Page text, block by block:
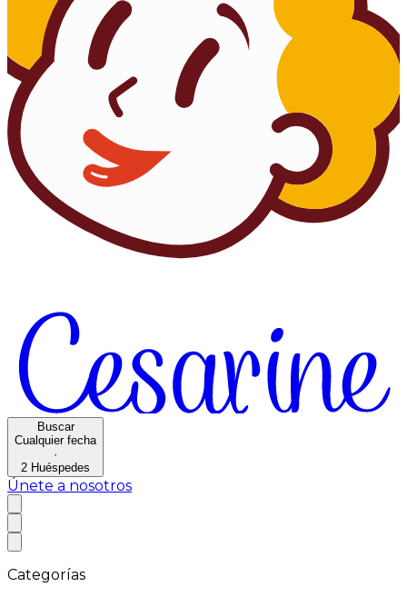
Buscar
Cualquier fecha
·
2 Huéspedes
Únete a nosotros
Categorías